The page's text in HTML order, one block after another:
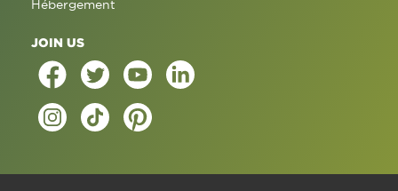
Hébergement
JOIN US